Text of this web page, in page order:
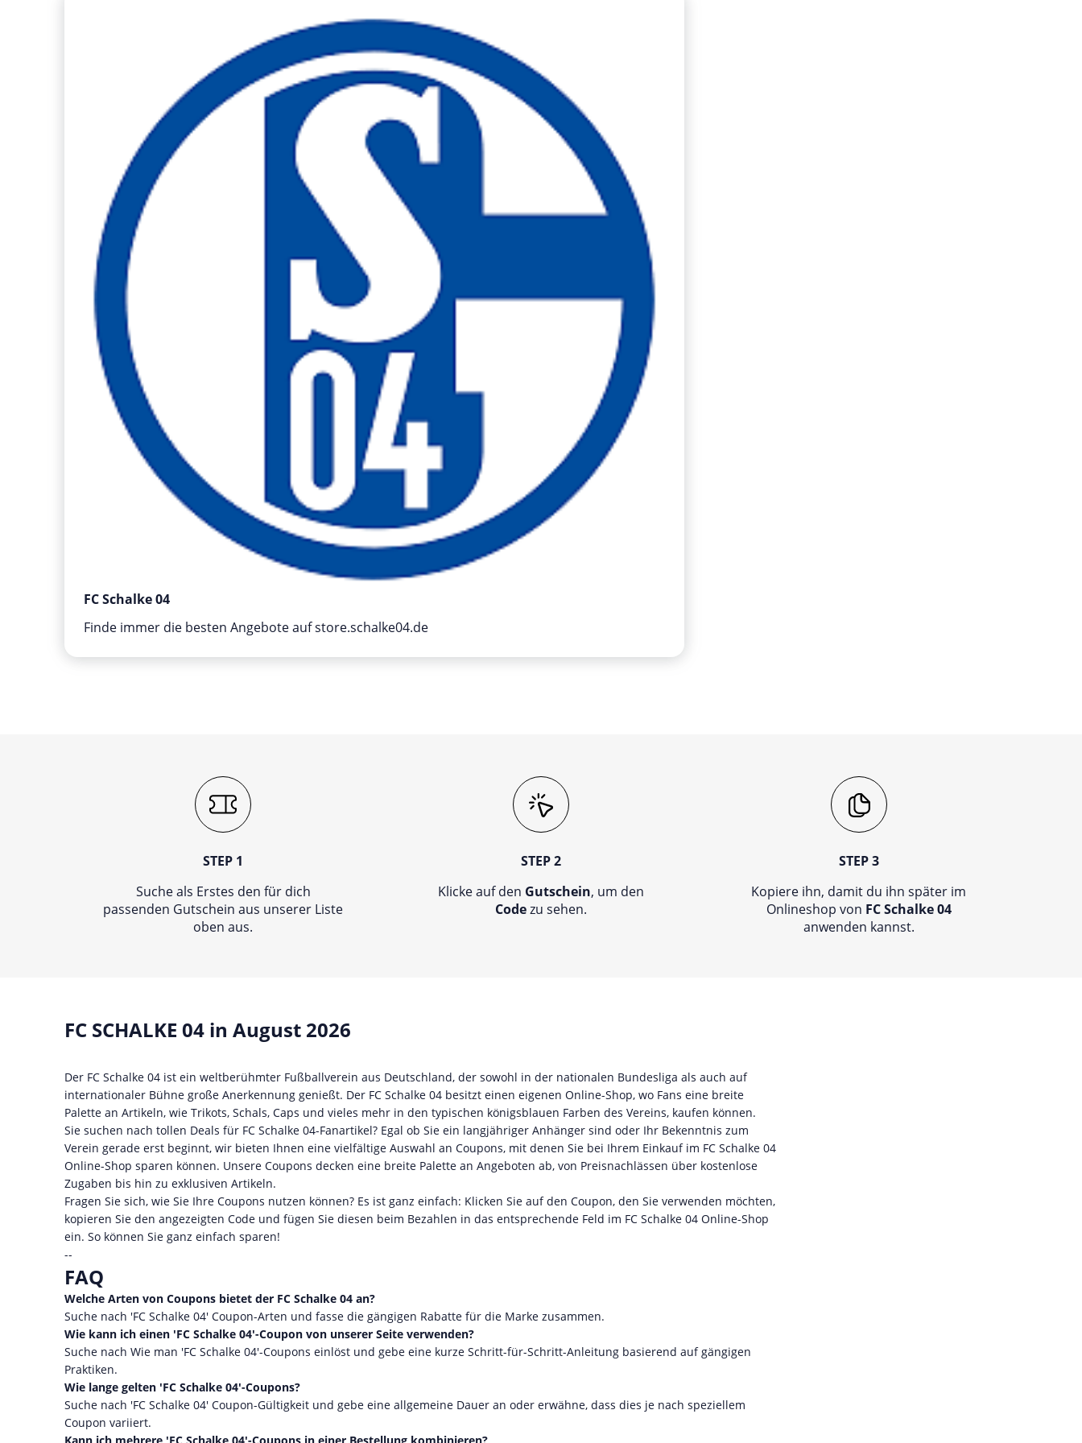
FC Schalke 04
Finde immer die besten Angebote auf store.schalke04.de
STEP 1
Suche als Erstes den für dich
passenden Gutschein aus unserer Liste
oben aus.
STEP 2
Klicke auf den Gutschein, um den
Codezu sehen.
STEP 3
Kopiere ihn, damit du ihn später im
Onlineshop von FC Schalke 04
anwenden kannst.
FC SCHALKE 04 in August 2026
Der FC Schalke 04 ist ein weltberühmter Fußballverein aus Deutschland, der sowohl in der nationalen Bundesliga als auch auf
internationaler Bühne große Anerkennung genießt. Der FC Schalke 04 besitzt einen eigenen Online-Shop, wo Fans eine breite
Palette an Artikeln, wie Trikots, Schals, Caps und vieles mehr in den typischen königsblauen Farben des Vereins, kaufen können.
Sie suchen nach tollen Deals für FC Schalke 04-Fanartikel? Egal ob Sie ein langjähriger Anhänger sind oder Ihr Bekenntnis zum
Verein gerade erst beginnt, wir bieten Ihnen eine vielfältige Auswahl an Coupons, mit denen Sie bei Ihrem Einkauf im FC Schalke 04
Online-Shop sparen können. Unsere Coupons decken eine breite Palette an Angeboten ab, von Preisnachlässen über kostenlose
Zugaben bis hin zu exklusiven Artikeln.
Fragen Sie sich, wie Sie Ihre Coupons nutzen können? Es ist ganz einfach: Klicken Sie auf den Coupon, den Sie verwenden möchten,
kopieren Sie den angezeigten Code und fügen Sie diesen beim Bezahlen in das entsprechende Feld im FC Schalke 04 Online-Shop
ein. So können Sie ganz einfach sparen!
--
FAQ
Welche Arten von Coupons bietet der FC Schalke 04 an?
Suche nach 'FC Schalke 04' Coupon-Arten und fasse die gängigen Rabatte für die Marke zusammen.
Wie kann ich einen 'FC Schalke 04'-Coupon von unserer Seite verwenden?
Suche nach Wie man 'FC Schalke 04'-Coupons einlöst und gebe eine kurze Schritt-für-Schritt-Anleitung basierend auf gängigen
Praktiken.
Wie lange gelten 'FC Schalke 04'-Coupons?
Suche nach 'FC Schalke 04' Coupon-Gültigkeit und gebe eine allgemeine Dauer an oder erwähne, dass dies je nach speziellem
Coupon variiert.